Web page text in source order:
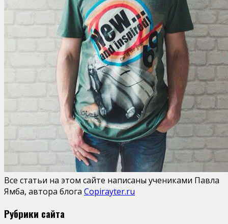
Все статьи на этом сайте написаны учениками Павла
Ямба, автора блога Copirayter.ru
Рубрики сайта